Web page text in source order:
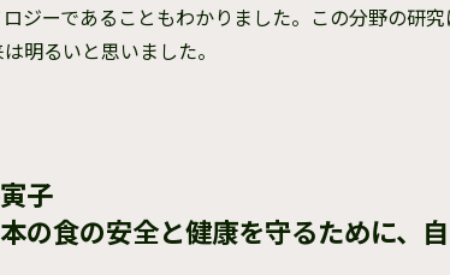
ロジーであることもわかりました。この分野の研
明るいと思いました。
子
本の食の安全と健康を守るために、